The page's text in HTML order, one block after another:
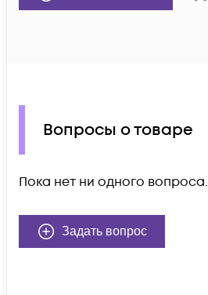
Вопросы о товаре
Пока нет ни одного вопроса.
Задать вопрос